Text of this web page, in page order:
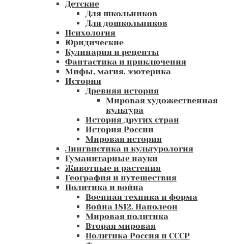
Детские
Для школьников
Для дошкольников
Психология
Юридические
Кулинария и рецепты
Фантастика и приключения
Мифы, магия, эзотерика
История
Древняя история
Мировая художественная
культура
История других стран
История России
Мировая история
Лингвистика и культурология
Гуманитарные науки
Животные и растения
География и путешествия
Политика и война
Военная техника и форма
Война 1812. Наполеон
Мировая политика
Вторая мировая
Политика Россия и СССР